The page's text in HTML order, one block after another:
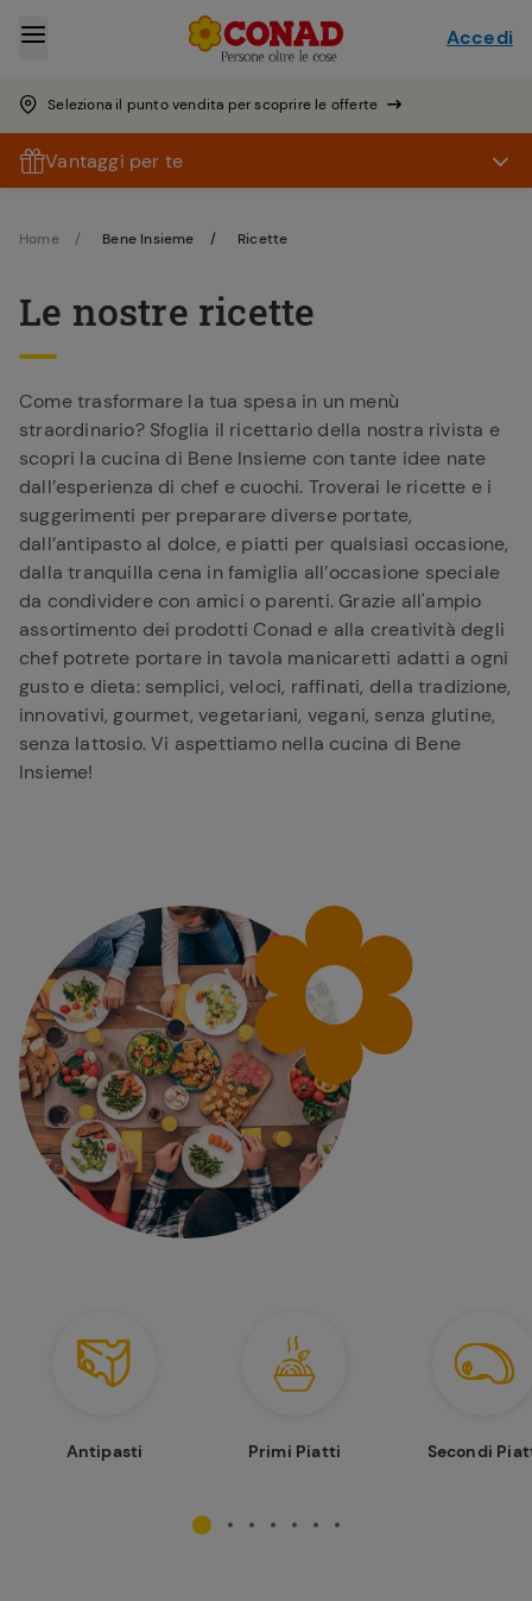
Seleziona il punto vendita per scoprire le offerte
Accedi
Vantaggi per te
Home Bene Insieme Ricette
Le nostre ricette
Come trasformare la tua spesa in un menù
straordinario? Sfoglia il ricettario della nostra rivista e
scopri la cucina di Bene Insieme con tante idee nate
dall’esperienza di chef e cuochi. Troverai le ricette e i
suggerimenti per preparare diverse portate,
dall’antipasto al dolce, e piatti per qualsiasi occasione,
dalla tranquilla cena in famiglia all’occasione speciale
da condividere con amici o parenti. Grazie all'ampio
assortimento dei prodotti Conad e alla creatività degli
chef potrete portare in tavola manicaretti adatti a ogni
gusto e dieta: semplici, veloci, raffinati, della tradizione,
innovativi, gourmet, vegetariani, vegani, senza glutine,
senza lattosio. Vi aspettiamo nella cucina di Bene
Insieme!
Antipasti Primi Piatti Secondi